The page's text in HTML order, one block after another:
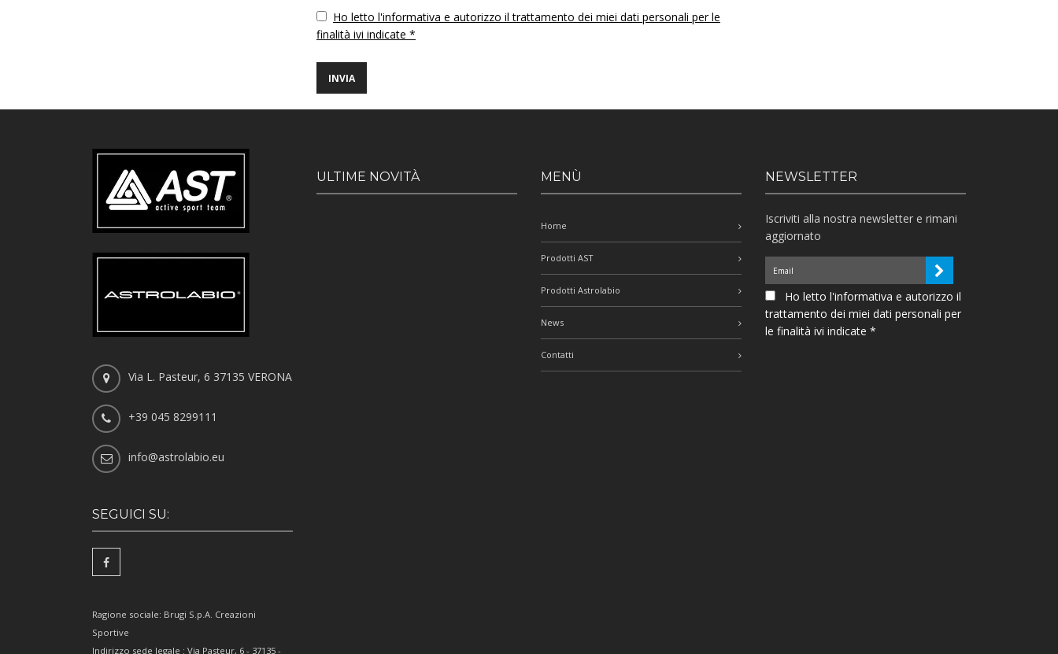
VuotoHo letto l'informativa e autorizzo il trattamento dei miei dati personali per le
finalità ivi indicate *
Via L. Pasteur, 6 37135 VERONA
+39 045 8299111
info@astrolabio.eu
SEGUICI SU:
Ragione sociale: Brugi S.p.A. Creazioni
Sportive
Indirizzo sede legale : Via Pasteur, 6 - 37135 -
ULTIME NOVITÀ MENÙ
Home
Prodotti AST
Prodotti Astrolabio
News
Contatti
NEWSLETTER
Iscriviti alla nostra newsletter e rimani
aggiornato
Ho letto l'informativa e autorizzo il
trattamento dei miei dati personali per
le finalità ivi indicate *